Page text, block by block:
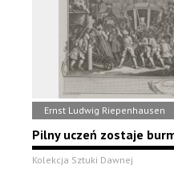
Ernst Ludwig Riepenhausen
Pilny uczeń zostaje
Kolekcja Sztuki Dawnej